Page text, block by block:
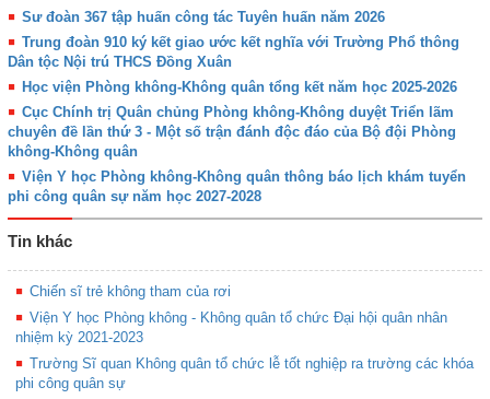
Sư đoàn 367 tập huấn công tác Tuyên huấn năm 2026
Trung đoàn 910 ký kết giao ước kết nghĩa với Trường Phổ thông
Dân tộc Nội trú THCS Đồng Xuân
Học viện Phòng không-Không quân tổng kết năm học 2025-2026
Cục Chính trị Quân chủng Phòng không-Không duyệt Triển lãm
chuyên đề lần thứ 3 - Một số trận đánh độc đáo của Bộ đội Phòng
không-Không quân
Viện Y học Phòng không-Không quân thông báo lịch khám tuyển
phi công quân sự năm học 2027-2028
Tin khác
Chiến sĩ trẻ không tham của rơi
Viện Y học Phòng không - Không quân tổ chức Đại hội quân nhân
nhiệm kỳ 2021-2023
Trường Sĩ quan Không quân tổ chức lễ tốt nghiệp ra trường các khóa
phi công quân sự